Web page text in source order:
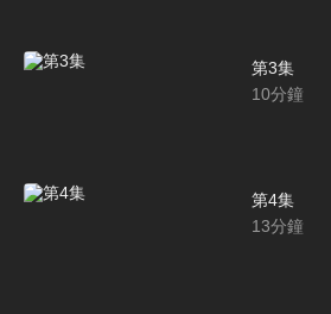
第3集
10分鐘
第4集
13分鐘